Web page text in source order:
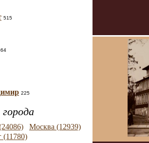
515
225
Москва (12939)
(11780)